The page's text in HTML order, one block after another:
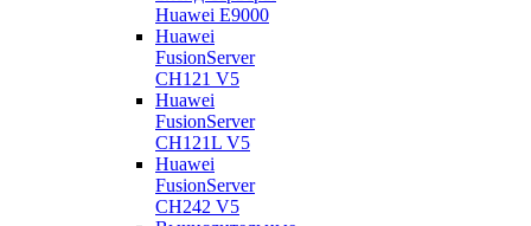
Huawei E9000
Huawei
FusionServer
CH121 V5
Huawei
FusionServer
CH121L V5
Huawei
FusionServer
CH242 V5